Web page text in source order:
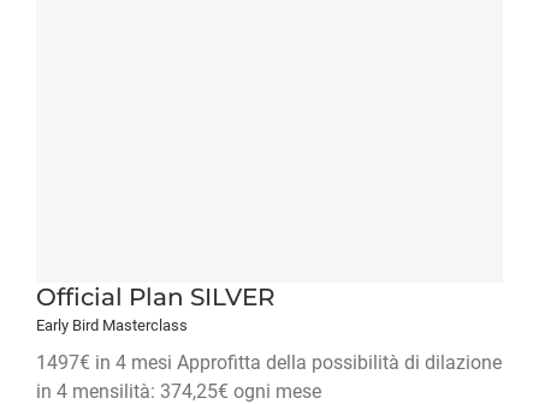
Official Plan SILVER
Early Bird Masterclass
1497€ in 4 mesi Approfitta della possibilità di dilazione
in 4 mensilità: 374,25€ ogni mese